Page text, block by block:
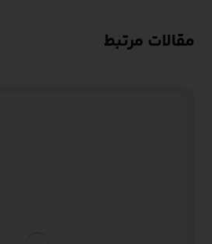
مقالات مرتبط